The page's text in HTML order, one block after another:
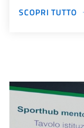
SCOPRI TUTTO